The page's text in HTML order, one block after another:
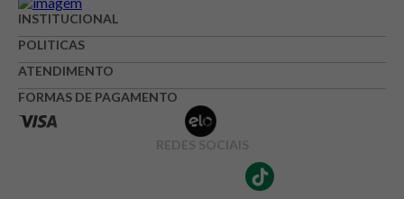
INSTITUCIONAL
POLITICAS
ATENDIMENTO
FORMAS DE PAGAMENTO
REDES SOCIAIS